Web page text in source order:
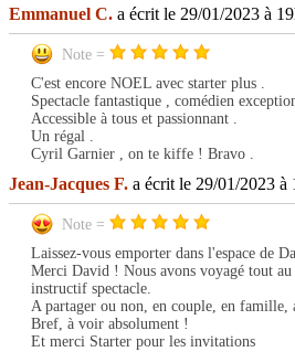
Emmanuel C. a écrit le 29/01/2023 à
Note =
C'est encore NOEL avec starter plus .
Spectacle fantastique , comédien
Accessible à tous et passionnant .
Un régal .
Cyril Garnier , on te kiffe ! Bravo .
Jean-Jacques F. a écrit le 29/01/2023 à
Note =
Laissez-vous emporter dans l'espace de
Merci David ! Nous avons voyagé tout
instructif spectacle.
A partager ou non, en couple, en famille,
Bref, à voir absolument !
Et merci Starter pour les invitations